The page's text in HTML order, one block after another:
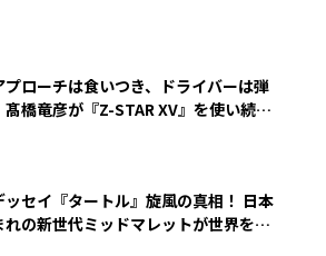
プローチは食いつき、ドライバーは弾
髙橋竜彦が『Z-STAR XV』を使い続け
ッセイ『タートル』旋風の真相！ 日本
れの新世代ミッドマレットが世界を席